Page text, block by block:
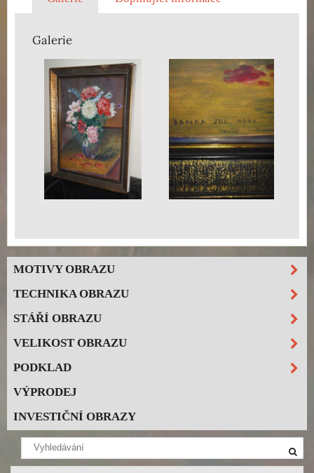
Galerie
MOTIVY OBRAZU
TECHNIKA OBRAZU
STÁŘÍ OBRAZU
VELIKOST OBRAZU
PODKLAD
VÝPRODEJ
INVESTIČNÍ OBRAZY